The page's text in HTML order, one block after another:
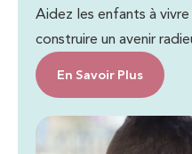
Aidez les enfants à
construire un avenir
En Savoir Plus